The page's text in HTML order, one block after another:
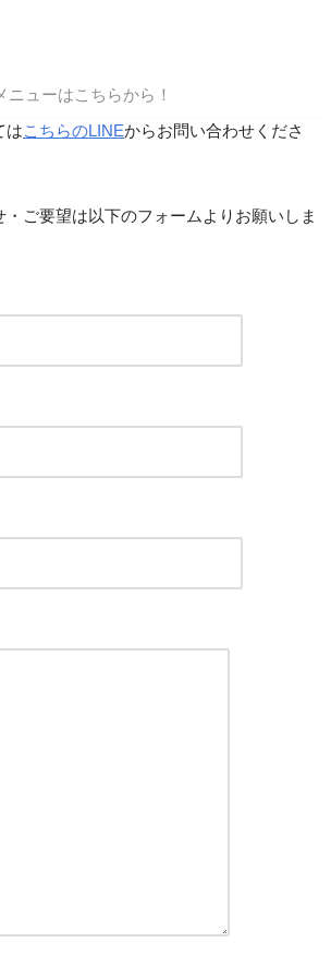
ニューはこちらから！
はこちらのLINEからお問い合わせくださ
ご要望は以下のフォームよりお願いしま